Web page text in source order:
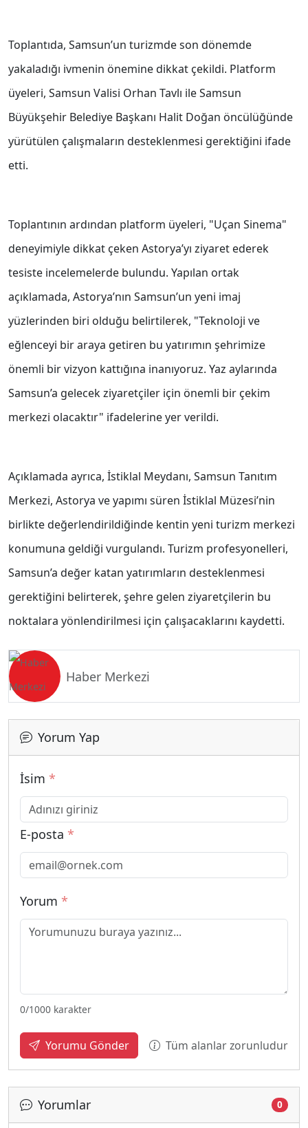
Toplantıda, Samsun’un turizmde son dönemde
yakaladığı ivmenin önemine dikkat çekildi. Platform
üyeleri, Samsun Valisi Orhan Tavlı ile Samsun
Büyükşehir Belediye Başkanı Halit Doğan öncülüğünde
yürütülen çalışmaların desteklenmesi gerektiğini ifade
etti.
Toplantının ardından platform üyeleri, "Uçan Sinema"
deneyimiyle dikkat çeken Astorya’yı ziyaret ederek
tesiste incelemelerde bulundu. Yapılan ortak
açıklamada, Astorya’nın Samsun’un yeni imaj
yüzlerinden biri olduğu belirtilerek, "Teknoloji ve
eğlenceyi bir araya getiren bu yatırımın şehrimize
önemli bir vizyon kattığına inanıyoruz. Yaz aylarında
Samsun’a gelecek ziyaretçiler için önemli bir çekim
merkezi olacaktır" ifadelerine yer verildi.
Açıklamada ayrıca, İstiklal Meydanı, Samsun Tanıtım
Merkezi, Astorya ve yapımı süren İstiklal Müzesi’nin
birlikte değerlendirildiğinde kentin yeni turizm merkezi
konumuna geldiği vurgulandı. Turizm profesyonelleri,
Samsun’a değer katan yatırımların desteklenmesi
gerektiğini belirterek, şehre gelen ziyaretçilerin bu
noktalara yönlendirilmesi için çalışacaklarını kaydetti.
Haber Merkezi
Yorum Yap
İsim *
E-posta *
Yorum *
0/1000 karakter
Yorumu Gönder Tüm alanlar zorunludur
Yorumlar 0